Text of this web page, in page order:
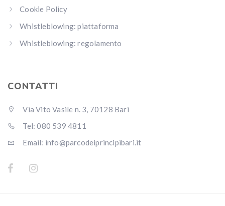
Cookie Policy
Whistleblowing: piattaforma
Whistleblowing: regolamento
CONTATTI
Via Vito Vasile n. 3, 70128 Bari
Tel: 080 539 4811
Email: info@parcodeiprincipibari.it